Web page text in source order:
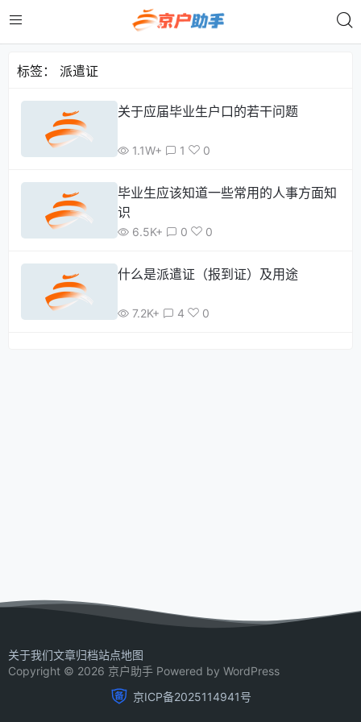
标签： 派遣证
关于应届毕业生户口的若干问题
1.1W+ 1 0
毕业生应该知道一些常用的人事方面知
识
6.5K+ 0 0
什么是派遣证（报到证）及用途
7.2K+ 4 0
关于我们文章归档站点地图
Copyright © 2026 京户助手 Powered by WordPress
京ICP备2025114941号